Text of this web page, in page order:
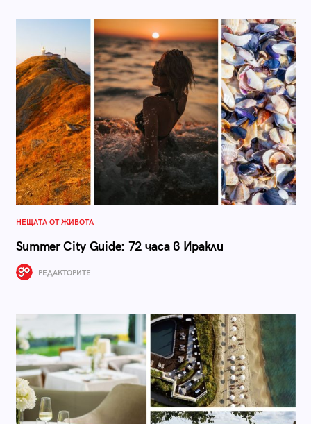
НЕЩАТА ОТ ЖИВОТА
Summer City Guide: 72 часа в Иракли
РЕДАКТОРИТЕ